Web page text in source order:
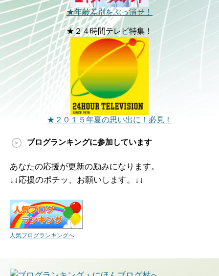
★年齢差別をぶっ潰せ！
★２４時間テレビ特集！
★２０１５年夏の思い出に！必見！
ブログランキングに参加しています
あなたの応援が更新の励みになります。
↓↓応援のポチッ、お願いします。↓↓
人気ブログランキングへ